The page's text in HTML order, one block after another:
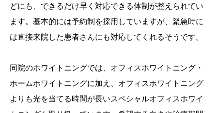
どにも、できるだけ早く対応できる体制が整えられてい
ます。基本的には予約制を採用していますが、緊急時に
は直接来院した患者さんにも対応してくれるそうです。
同院のホワイトニングでは、オフィスホワイトニング・
ホームホワイトニングに加え、オフィスホワイトニング
よりも光を当てる時間が長いスペシャルオフィスホワイ